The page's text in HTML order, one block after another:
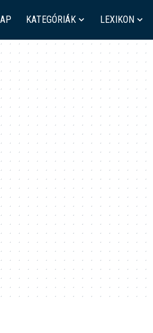
KATEGÓRIÁK LEXIKON